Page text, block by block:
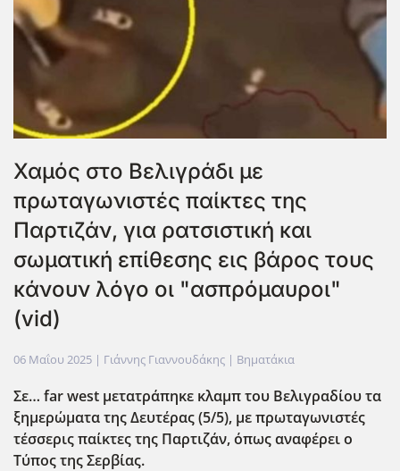
Χαμός στο Βελιγράδι με
πρωταγωνιστές παίκτες της
Παρτιζάν, για ρατσιστική και
σωματική επίθεσης εις βάρος τους
κάνουν λόγο οι "ασπρόμαυροι"
(vid)
06 Μαΐου 2025 | Γιάννης Γιαννουδάκης | Βηματάκια
Σε… farwest μετατράπηκε κλαμπ του Βελιγραδίου τα
ξημερώματα της Δευτέρας (5/5), με πρωταγωνιστές
τέσσερις παίκτες της Παρτιζάν, όπως αναφέρει ο
Τύπος της Σερβίας.